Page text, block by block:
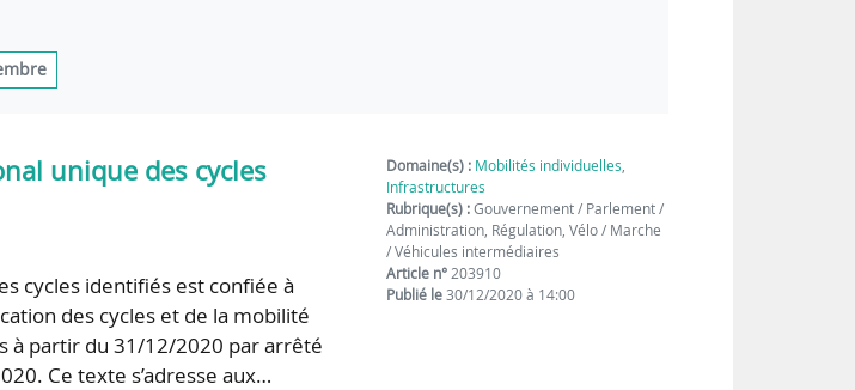
unique des cycles
cycles identifiés est confiée à
des cycles et de la mobilité
à partir du 31/12/2020 par arrêté
Ce texte s’adresse aux…
Domaine(s) : Mobilités individuelles,
Infrastructures
Rubrique(s) :Gouvernement / Parlement /
Administration, Régulation, Vélo / Marche
/ Véhicules intermédiaires
Article n°203910
Publié le30/12/2020 à 14:00